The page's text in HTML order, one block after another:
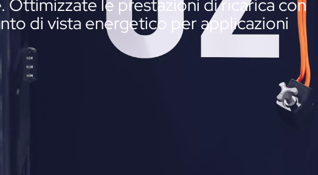
le prestazioni di ricarica con
di vista energetico per applicazioni